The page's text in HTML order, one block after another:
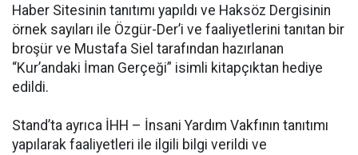
Haber Sitesinin tanıtımı yapıldı ve Haksöz Dergisinin
örnek sayıları ile Özgür-Der’i ve faaliyetlerini tanıtan bir
broşür ve Mustafa Siel tarafından hazırlanan
“Kur’andaki İman Gerçeği” isimli kitapçıktan hediye
edildi.
Stand’ta ayrıca İHH – İnsani Yardım Vakfının tanıtımı
yapılarak faaliyetleri ile ilgili bilgi verildi ve